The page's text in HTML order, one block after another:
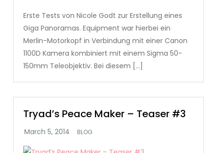
Erste Tests von Nicole Godt zur Erstellung eines
Giga Panoramas. Equipment war hierbei ein
Merlin-Motorkopf in Verbindung mit einer Canon
1100D Kamera kombiniert mit einem Sigma 50-
150mm Teleobjektiv. Bei diesem […]
Tryad’s Peace Maker – Teaser #3
BLOG